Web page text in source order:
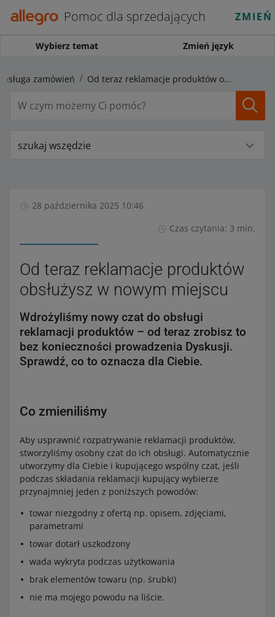
Pomoc dla sprzedających
Wybierz temat Zmień język
zamówień Od teraz reklamacje produktów obsłużysz w nowym miejscu
szukaj wszędzie
28 października 2025 10:46
Czas czytania: 3 min.
Od teraz reklamacje produktów
obsłużysz w nowym miejscu
Wdrożyliśmy nowy czat do obsługi
reklamacji produktów – od teraz zrobisz to
bez konieczności prowadzenia Dyskusji.
Sprawdź, co to oznacza dla Ciebie.
Co zmieniliśmy
Aby usprawnić rozpatrywanie reklamacji produktów,
stworzyliśmy osobny czat do ich obsługi. Automatycznie
utworzymy dla Ciebie i kupującego wspólny czat, jeśli
podczas składania reklamacji kupujący wybierze
przynajmniej jeden z poniższych powodów:
towar niezgodny z ofertą np. opisem, zdjęciami,
parametrami
towar dotarł uszkodzony
wada wykryta podczas użytkowania
brak elementów towaru (np. śrubki)
nie ma mojego powodu na liście.